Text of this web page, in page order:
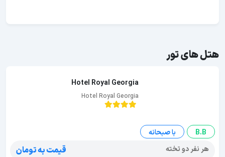
هتل های تور
Hotel Royal Georgia
Hotel Royal Georgia
B.B
با صبحانه
هر نفر دو تخته
قیمت به تومان